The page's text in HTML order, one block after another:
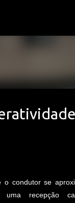
o condutor se
uma recepção